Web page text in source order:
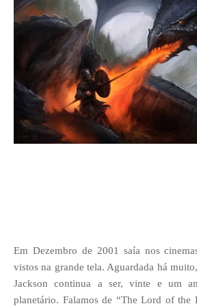
Em Dezembro de 2001 saía nos
vistos na grande tela. Aguardada há
Jackson continua a ser, vinte e um
planetário. Falamos de “The Lord of the